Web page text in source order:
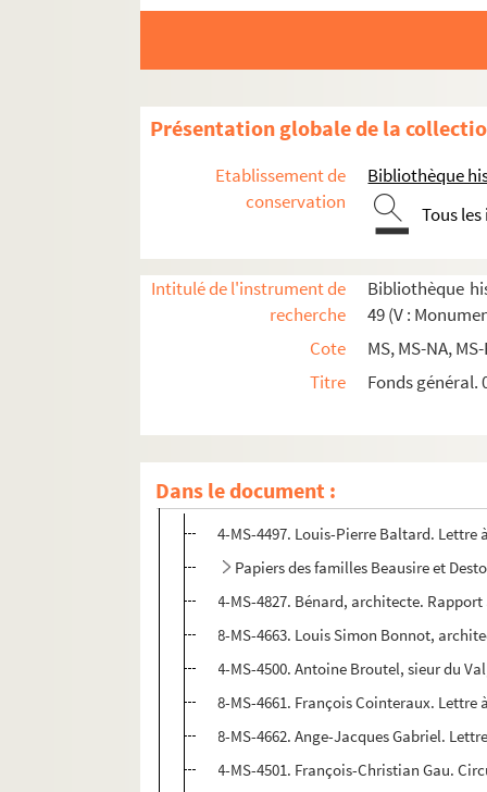
Présentation globale de la
Etablissement de
conservation
Bibliothèque
Tous
Intitulé de l'instrument de
recherche
Bibliothèque
49 (V :
Cote
MS, MS-NA,
Titre
Fonds général.
Dans le document :
Section A : séries 42 à 45, Monuments publics
Section B : série 46, Hôtels, maisons et
Série 48, Œuvres d'architectes,
4-MS-4497. Louis-Pierre Baltard.
Papiers des familles Beausire et
4-MS-4827. Bénard, architecte.
8-MS-4663. Louis Simon Bonnot,
4-MS-4500. Antoine Broutel, sieur du
8-MS-4661. François Cointeraux.
8-MS-4662. Ange-Jacques Gabriel.
4-MS-4501. François-Christian Gau.